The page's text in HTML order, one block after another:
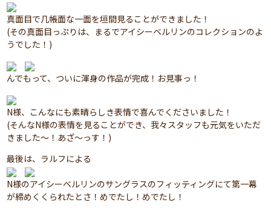
真面目で几帳面な一面を垣間見ることができました！
(その真面目っぷりは、まるでアイシーベルリンのコレクションのよ
うでした！)
んでもって、ついに渾身の作品が完成！お見事っ！
N様、こんなにも素晴らしき表情で喜んでくださいました！
(そんなN様の表情を見ることができ、我々スタッフも元気をいただ
きました～！あざ～っす！)
最後は、ラルフによる
N様のアイシーベルリンのサングラスのフィッティングにて第一幕
が締めくくられたとさ！めでたし！めでたし！